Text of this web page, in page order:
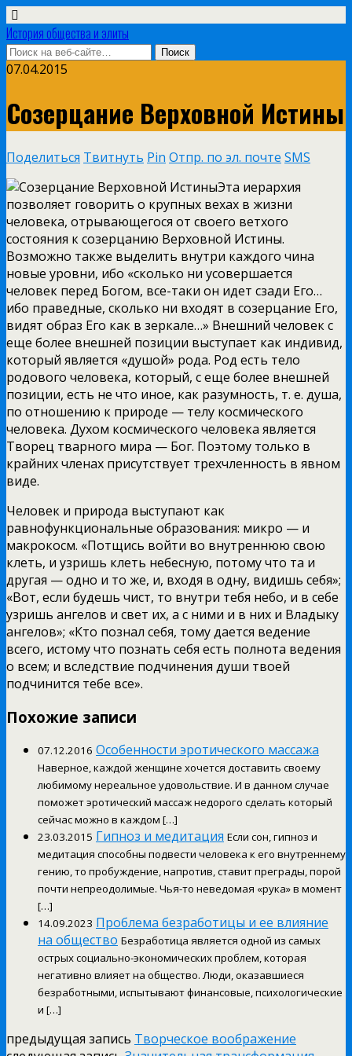
История общества и элиты
07.04.2015
Созерцание Верховной Истины
Поделиться Твитнуть Pin Отпр. по эл. почте SMS
Эта иерархия
позволяет говорить о крупных вехах в жизни
человека, отрывающегося от своего ветхого
состояния к созерцанию Верховной Истины.
Возможно также выделить внутри каждого чина
новые уровни, ибо «сколько ни усовершается
человек перед Богом, все-таки он идет сзади Его…
ибо праведные, сколько ни входят в созерцание Его,
видят образ Его как в зеркале…» Внешний человек с
еще более внешней позиции выступает как индивид,
который является «душой» рода. Род есть тело
родового человека, который, с еще более внешней
позиции, есть не что иное, как разумность, т. е. душа,
по отношению к природе — телу космического
человека. Духом космического человека является
Творец тварного мира — Бог. Поэтому только в
крайних членах присутствует трехчленность в явном
виде.
Человек и природа выступают как
равнофункциональные образования: микро — и
макрокосм. «Потщись войти во внутреннюю свою
клеть, и узришь клеть небесную, потому что та и
другая — одно и то же, и, входя в одну, видишь себя»;
«Вот, если будешь чист, то внутри тебя небо, и в себе
узришь ангелов и свет их, а с ними и в них и Владыку
ангелов»; «Кто познал себя, тому дается ведение
всего, истому что познать себя есть полнота ведения
о всем; и вследствие подчинения души твоей
подчинится тебе все».
Похожие записи
07.12.2016 Особенности эротического массажа
Наверное, каждой женщине хочется доставить своему
любимому нереальное удовольствие. И в данном случае
поможет эротический массаж недорого сделать который
сейчас можно в каждом […]
23.03.2015 Гипноз и медитация Если сон, гипноз и
медитация способны подвести человека к его внутреннему
гению, то пробуждение, напротив, ставит преграды, порой
почти непреодолимые. Чья-то неведомая «рука» в момент
[…]
14.09.2023 Проблема безработицы и ее влияние
на общество Безработица является одной из самых
острых социально-экономических проблем, которая
негативно влияет на общество. Люди, оказавшиеся
безработными, испытывают финансовые, психологические
и […]
предыдущая запись Творческое воображение